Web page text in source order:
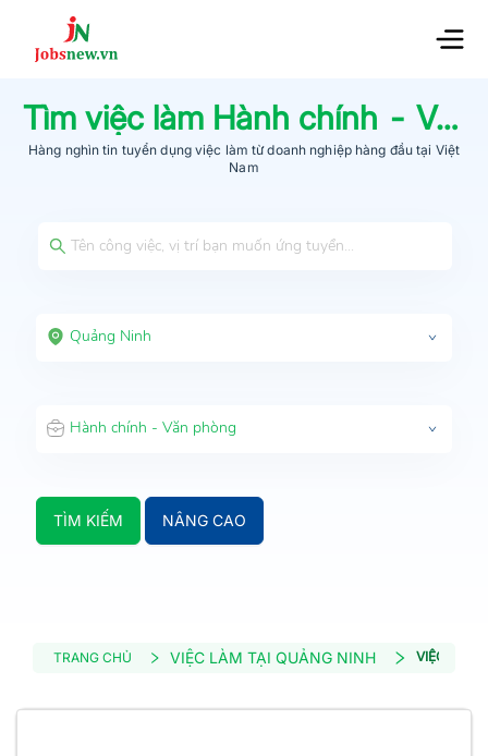
Tìm việc làm Hành chính - Văn phòng
Hàng nghìn tin tuyển dụng việc làm từdoanh nghiệp hàng đầu tại Việt
Nam
Quảng Ninh
Hành chính - Văn phòng
TÌM KIẾM NÂNG CAO
TRANG CHỦ VIỆC LÀM TẠI QUẢNG NINH VIỆC LÀM